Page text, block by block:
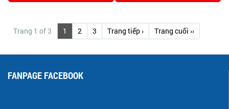
Trang 1 of 3 1 2 3 Trang tiếp › Trang cuối ››
FANPAGE FACEBOOK